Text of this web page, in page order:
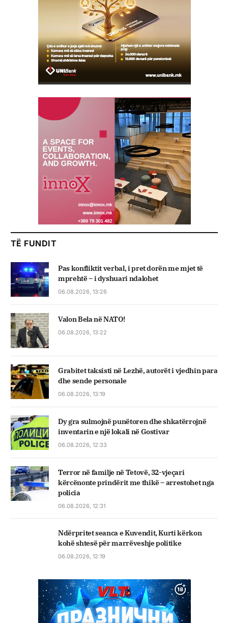
TË FUNDIT
Pas konfliktit verbal, i pret dorën me mjet të
mprehtë – i dyshuari ndalohet
06.08.2026, 13:26
Valon Bela në NATO!
06.08.2026, 13:22
Grabitet taksisti në Lezhë, autorët i vjedhin para
dhe sende personale
06.08.2026, 13:19
Dy gra sulmojnë punëtoren dhe shkatërrojnë
inventarin e një lokali në Gostivar
06.08.2026, 12:33
Terror në familje në Tetovë, 32-vjeçari
kërcënonte prindërit me thikë – arrestohet nga
policia
06.08.2026, 12:31
Ndërpritet seanca e Kuvendit, Kurti kërkon
kohë shtesë për marrëveshje politike
06.08.2026, 12:19